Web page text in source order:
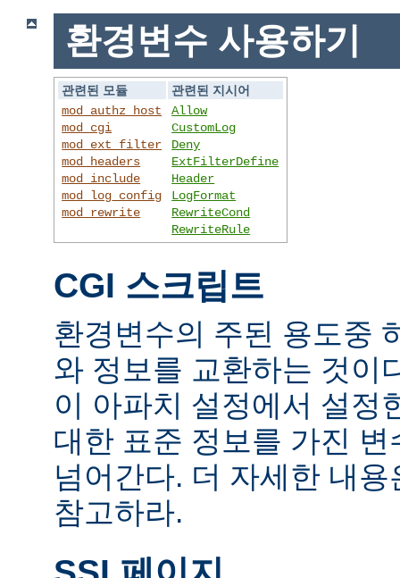
환경변수 사용하기
관련된 모듈
관련된 지시어
mod_authz_host
mod_cgi
mod_ext_filter
mod_headers
mod_include
mod_log_config
mod_rewrite
Allow
CustomLog
Deny
ExtFilterDefine
Header
LogFormat
RewriteCond
RewriteRule
CGI 스크립트
환경변수의 주된 용도중
와 정보를 교환하는 것이
이 아파치 설정에서 설정
대한 표준 정보를 가진
넘어간다. 더 자세한 내
참고하라.